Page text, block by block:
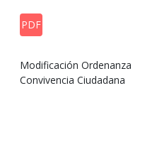
PDF
Modificación Ordenanza
Convivencia Ciudadana